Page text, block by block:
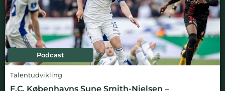
Podcast
Talentudvikling
F.C. Københavns Sune Smith-Nielsen –